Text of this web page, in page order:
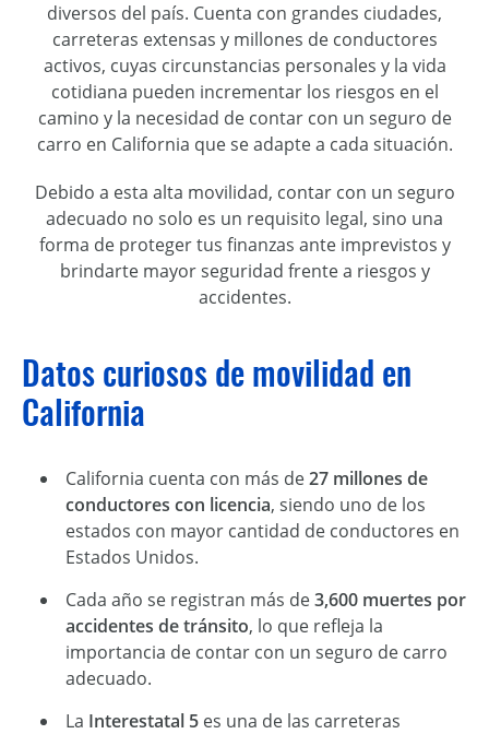
diversos del país. Cuenta con grandes ciudades,
carreteras extensas y millones de conductores
activos, cuyas circunstancias personales y la vida
cotidiana pueden incrementar los riesgos en el
camino y la necesidad de contar con un seguro de
carro en California que se adapte a cada situación.
Debido a esta alta movilidad, contar con un seguro
adecuado no solo es un requisito legal, sino una
forma de proteger tus finanzas ante imprevistos y
brindarte mayor seguridad frente a riesgos y
accidentes.
Datos curiosos de movilidad en
California
California cuenta con más de27 millones de
conductores con licencia, siendo uno de los
estados con mayor cantidad de conductores en
Estados Unidos.
Cada año se registran más de3,600 muertes por
accidentes de tránsito, lo que refleja la
importancia de contar con un seguro de carro
adecuado.
La Interestatal 5 es una de las carreteras